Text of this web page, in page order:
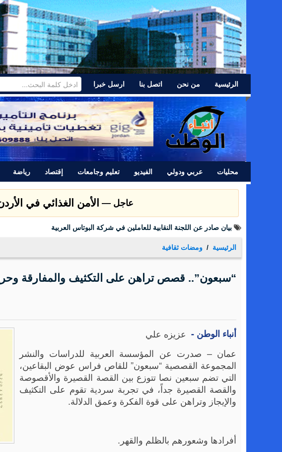
الرئيسية من نحن اتصل بنا ارسل خبرا
محليات عربي ودولي الفيديو تعليم وجامعات إقتصاد رياضة
بيان صادر عن اللجنة النقابية للعاملين في شركة البوتاس العربية
الرئيسية ومضات ثقافية
“سبعون”.. قصص تراهن على التكثيف والمفارقة
أنباء الوطن - عزيزه علي
عمان – صدرت عن المؤسسة العربية للدراسات والنشر
المجموعة القصصية “سبعون” للقاص فراس عوض البقاعين،
التي تضم سبعين نصا تتوزع بين القصة القصيرة والأقصوصة
والقصة القصيرة جداً، في تجربة سردية تقوم على التكثيف
والإيجاز وتراهن على قوة الفكرة وعمق الدلالة.
أفرادها وشعورهم بالظلم والقهر.